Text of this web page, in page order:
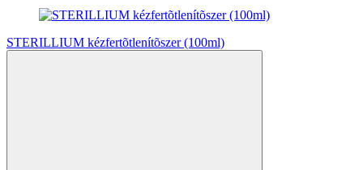
STERILLIUM kézfertõtlenítõszer (100ml)